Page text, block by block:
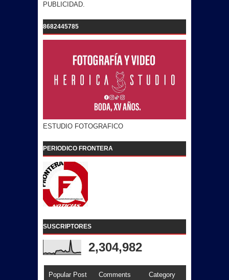
PUBLICIDAD.
8682445785
ESTUDIO FOTOGRAFICO
PERIODICO FRONTERA
SUSCRIPTORES
2,304,982
Popular Post Comments Category